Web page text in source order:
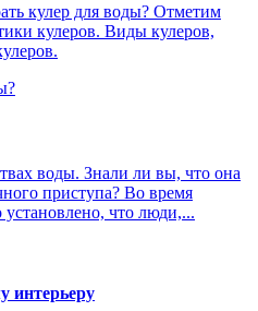
кулер для воды? Отметим
кулеров. Виды кулеров,
воды. Знали ли вы, что она
приступа? Во время
что люди,...
интерьеру